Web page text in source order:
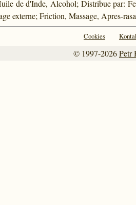
de d'Inde, Alcohol; Distribue par:
externe; Friction, Massage, Apres-
Cookies
© 1997-2026Petr